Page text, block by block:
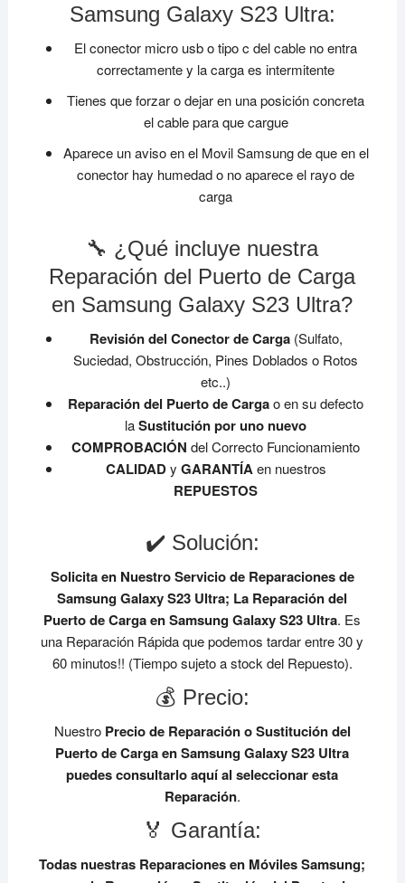
Samsung Galaxy S23 Ultra:
El conector micro usb o tipo c del cable no entra
correctamente y la carga es intermitente
Tienes que forzar o dejar en una posición concreta
el cable para que cargue
Aparece un aviso en el Movil Samsung de que en el
conector hay humedad o no aparece el rayo de
carga
🔧 ¿Qué incluye nuestra
Reparación del Puerto de Carga
en Samsung Galaxy S23 Ultra?
Revisión del Conector de Carga(Sulfato,
Suciedad, Obstrucción, Pines Doblados o Rotos
etc..)
Reparación del Puerto de Cargao en su defecto
laSustitución por uno nuevo
COMPROBACIÓNdel Correcto Funcionamiento
CALIDADy GARANTÍAen nuestros
REPUESTOS
✔️ Solución:
Solicita en Nuestro Servicio de Reparaciones de
Samsung Galaxy S23 Ultra; La Reparación del
Puerto de Carga en Samsung Galaxy S23 Ultra. Es
una Reparación Rápida que podemos tardar entre 30 y
60 minutos!! (Tiempo sujeto a stock del Repuesto).
💰 Precio:
Nuestro Precio de Reparación o Sustitución del
Puerto de Carga en Samsung Galaxy S23 Ultra
puedes consultarlo aquí al seleccionar esta
Reparación.
🏅 Garantía:
Todas nuestras Reparaciones en Móviles Samsung;